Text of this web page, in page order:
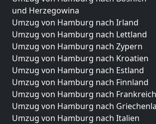
und Herzegowina
Umzug von Hamburg nach Irland
Umzug von Hamburg nach Lettland
Umzug von Hamburg nach Zypern
Umzug von Hamburg nach Kroatien
Umzug von Hamburg nach Estland
Umzug von Hamburg nach Finnland
Umzug von Hamburg nach Frankreich
Umzug von Hamburg nach
Umzug von Hamburg nach Italien